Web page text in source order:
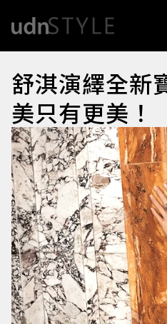
舒淇演繹全新
美只有更美！